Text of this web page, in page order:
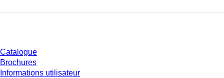
Catalogue
Brochures
Informations utilisateur